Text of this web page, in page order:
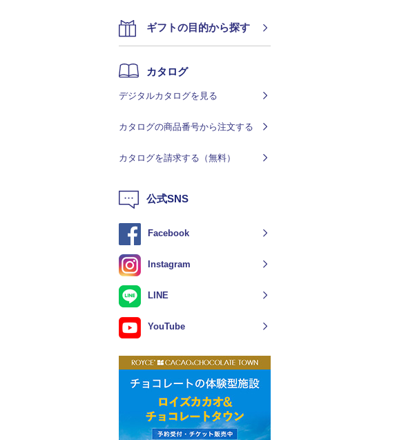
ギフトの目的から探す
カタログ
デジタルカタログを見る
カタログの商品番号から注文する
カタログを請求する（無料）
公式SNS
Facebook
Instagram
LINE
YouTube